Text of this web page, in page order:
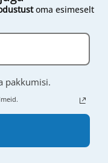
oma esimeselt
pakkumisi.